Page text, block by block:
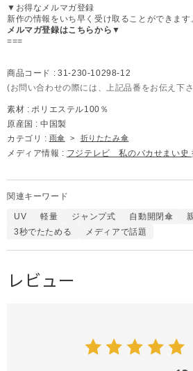
▼お得なメルマガ登録
新作の情報をいち早く受け取ることができます
メルマガ登録はこちらから▼
===
商品コード : 31-230-10298-12
(お問い合わせの際には、上記品番をお伝え下
素材 : ポリエステル100％
原産国 : 中国製
カテゴリ : 雨傘 > 折りたたみ傘
メディア情報 : フジテレビ 私のバカせまい史
関連キーワード
UV 軽量 ジャンプ式 自動開閉傘
3秒でたためる
メディアで話題
レビュー